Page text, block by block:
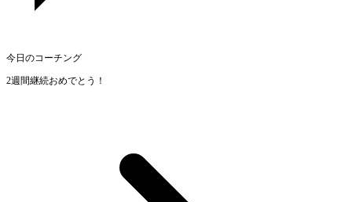
今日のコーチング
2週間継続おめでとう！